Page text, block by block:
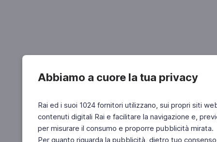
Abbiamo a cuore la tua privacy
Rai ed i suoi 1024 fornitori utilizzano, sui propri siti
contenuti digitali Rai e facilitare la navigazione e,
per misurare il consumo e proporre pubblicità mirata.
Per quanto riguarda la pubblicità, dietro tuo